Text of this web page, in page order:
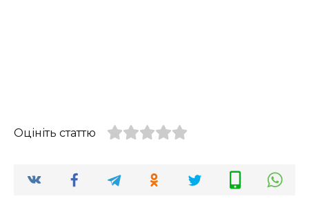
Оцініть статтю